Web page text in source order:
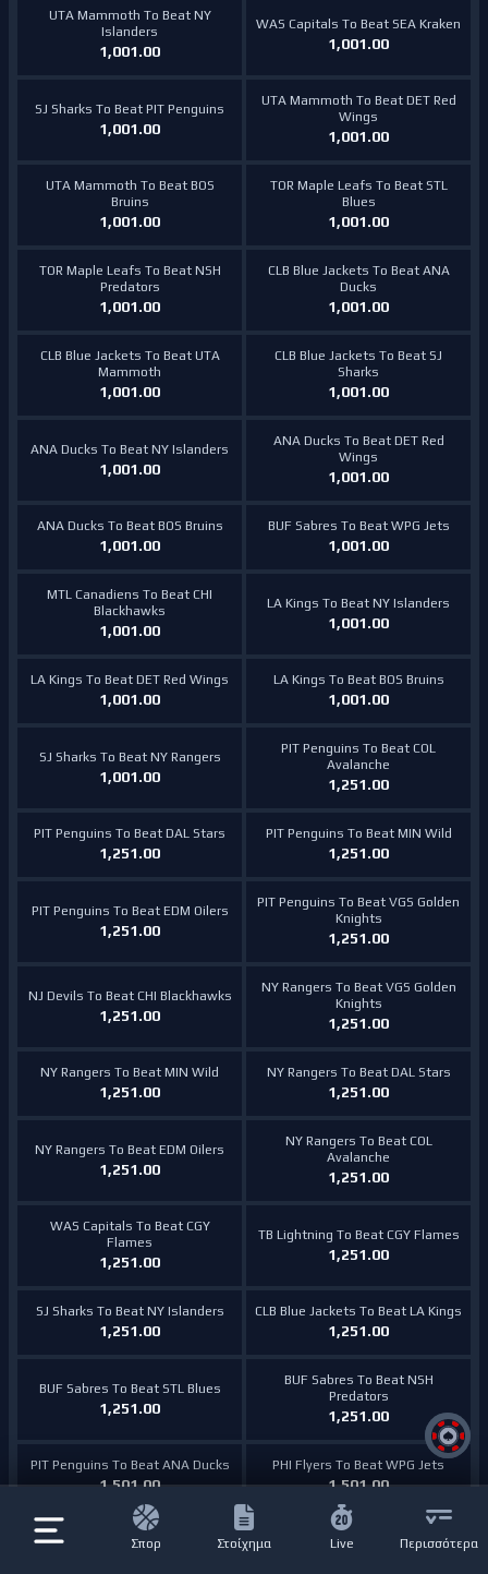
UTA Mammoth To Beat NY
Islanders
1,001.00
WAS Capitals To Beat SEA Kraken
1,001.00
SJ Sharks To Beat PIT Penguins
1,001.00
UTA Mammoth To Beat DET Red
Wings
1,001.00
UTA Mammoth To Beat BOS
Bruins
1,001.00
TOR Maple Leafs To Beat STL
Blues
1,001.00
TOR Maple Leafs To Beat NSH
Predators
1,001.00
CLB Blue Jackets To Beat ANA
Ducks
1,001.00
CLB Blue Jackets To Beat UTA
Mammoth
1,001.00
CLB Blue Jackets To Beat SJ
Sharks
1,001.00
ANA Ducks To Beat NY Islanders
1,001.00
ANA Ducks To Beat DET Red
Wings
1,001.00
ANA Ducks To Beat BOS Bruins
1,001.00
BUF Sabres To Beat WPG Jets
1,001.00
MTL Canadiens To Beat CHI
Blackhawks
1,001.00
LA Kings To Beat NY Islanders
1,001.00
LA Kings To Beat DET Red Wings
1,001.00
LA Kings To Beat BOS Bruins
1,001.00
SJ Sharks To Beat NY Rangers
1,001.00
PIT Penguins To Beat COL
Avalanche
1,251.00
PIT Penguins To Beat DAL Stars
1,251.00
PIT Penguins To Beat MIN Wild
1,251.00
PIT Penguins To Beat EDM Oilers
1,251.00
PIT Penguins To Beat VGS Golden
Knights
1,251.00
NJ Devils To Beat CHI Blackhawks
1,251.00
NY Rangers To Beat VGS Golden
Knights
1,251.00
NY Rangers To Beat MIN Wild
1,251.00
NY Rangers To Beat DAL Stars
1,251.00
NY Rangers To Beat EDM Oilers
1,251.00
NY Rangers To Beat COL
Avalanche
1,251.00
WAS Capitals To Beat CGY
Flames
1,251.00
TB Lightning To Beat CGY Flames
1,251.00
SJ Sharks To Beat NY Islanders
1,251.00
CLB Blue Jackets To Beat LA Kings
1,251.00
BUF Sabres To Beat STL Blues
1,251.00
BUF Sabres To Beat NSH
Predators
1,251.00
PIT Penguins To Beat ANA Ducks
1,501.00
PHI Flyers To Beat WPG Jets
1,501.00
OTT Senators To Beat CHI
Blackhawks
NY Rangers To Beat ANA Ducks
Σπορ Στοίχημα Live Περισσότερα